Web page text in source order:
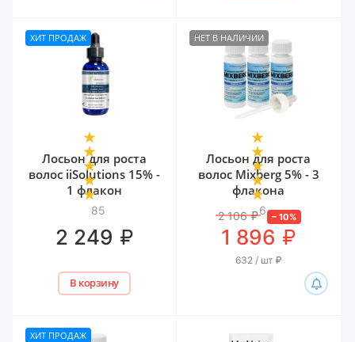
ХИТ ПРОДАЖ
85
Лосьон для роста
волос iiSolutions 15% -
1 флакон
2 249 ₽
В корзину
НЕТ В НАЛИЧИИ
6
Лосьон для роста
волос Mixberg 5% - 3
флакона
2 106 ₽ –10%
1 896 ₽
632 / шт ₽
ХИТ ПРОДАЖ